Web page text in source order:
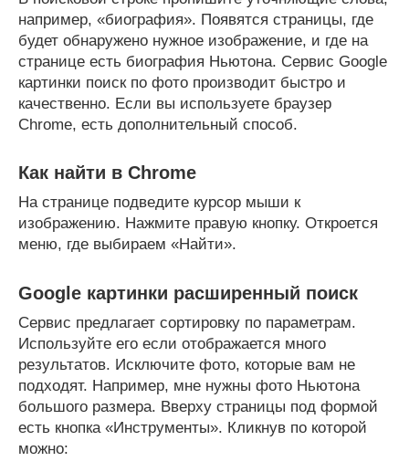
например, «биография». Появятся страницы, где
будет обнаружено нужное изображение, и где на
странице есть биография Ньютона. Сервис Google
картинки поиск по фото производит быстро и
качественно. Если вы используете браузер
Chrome, есть дополнительный способ.
Как найти в Chrome
На странице подведите курсор мыши к
изображению. Нажмите правую кнопку. Откроется
меню, где выбираем «Найти».
Google картинки расширенный поиск
Сервис предлагает сортировку по параметрам.
Используйте его если отображается много
результатов. Исключите фото, которые вам не
подходят. Например, мне нужны фото Ньютона
большого размера. Вверху страницы под формой
есть кнопка «Инструменты». Кликнув по которой
можно: